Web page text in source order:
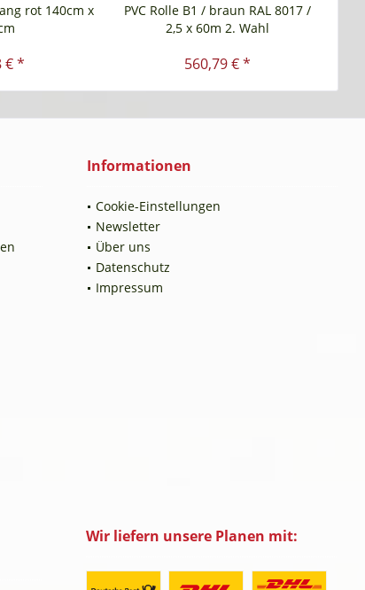
rot 140cm x
€ *
PVC Rolle B1 / braun RAL 8017 /
2,5 x 60m 2. Wahl
560,79 € *
Informationen
Cookie-Einstellungen
Newsletter
Über uns
Datenschutz
Impressum
Wir liefern unsere Planen mit: